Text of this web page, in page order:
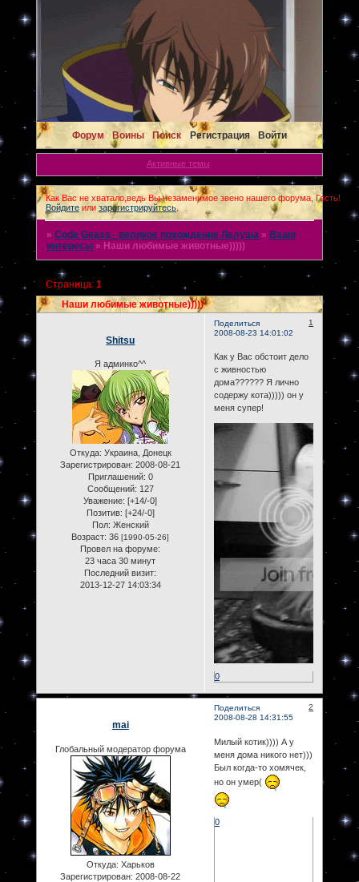
Форум Воины Поиск Регистрация Войти
Активные темы
Как Вас не хватало,ведь Вы незаменимое звено нашего форума, Гость!
Войдитеили зарегистрируйтесь.
» Code Geass - великое похождение Лелуша » Ваши
интересы » Наши любимые животные)))))
Наши любимые животные)))))
Страница: 1
Поделиться
1
2008-08-23 14:01:02
Shitsu
Я админко^^
Откуда: Украина, Донецк
Зарегистрирован: 2008-08-21
Приглашений: 0
Сообщений: 127
Уважение: [+14/-0]
Позитив: [+24/-0]
Пол: Женский
Возраст: 36[1990-05-26]
Провел на форуме:
23 часа 30 минут
Последний визит:
2013-12-27 14:03:34
Как у Вас обстоит дело
с живностью
дома?????? Я лично
содержу кота))))) он у
меня супер!
0
Поделиться
2
2008-08-28 14:31:55
mai
Глобальный модератор форума
Откуда: Харьков
Зарегистрирован: 2008-08-22
Милый котик)))) А у
меня дома никого нет)))
Был когда-то хомячек,
но он умер(
0